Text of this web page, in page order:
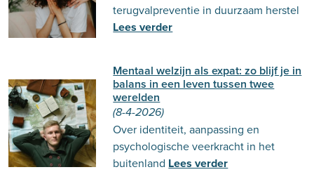
terugvalpreventie in duurzaam herstel
Lees verder
Mentaal welzijn als expat: zo blijf je in
balans in een leven tussen twee
werelden
(8-4-2026)
Over identiteit, aanpassing en
psychologische veerkracht in het
buitenland Lees verder